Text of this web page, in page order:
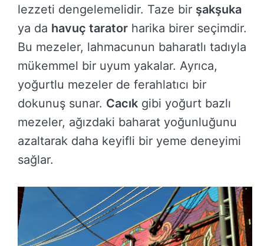
lezzeti dengelemelidir. Taze bir şakşuka
ya da havuç tarator harika birer seçimdir.
Bu mezeler, lahmacunun baharatlı tadıyla
mükemmel bir uyum yakalar. Ayrıca,
yoğurtlu mezeler de ferahlatıcı bir
dokunuş sunar. Cacık gibi yoğurt bazlı
mezeler, ağızdaki baharat yoğunluğunu
azaltarak daha keyifli bir yeme deneyimi
sağlar.